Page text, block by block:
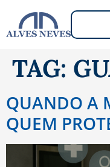
TAG:
QUANDO A
QUEM